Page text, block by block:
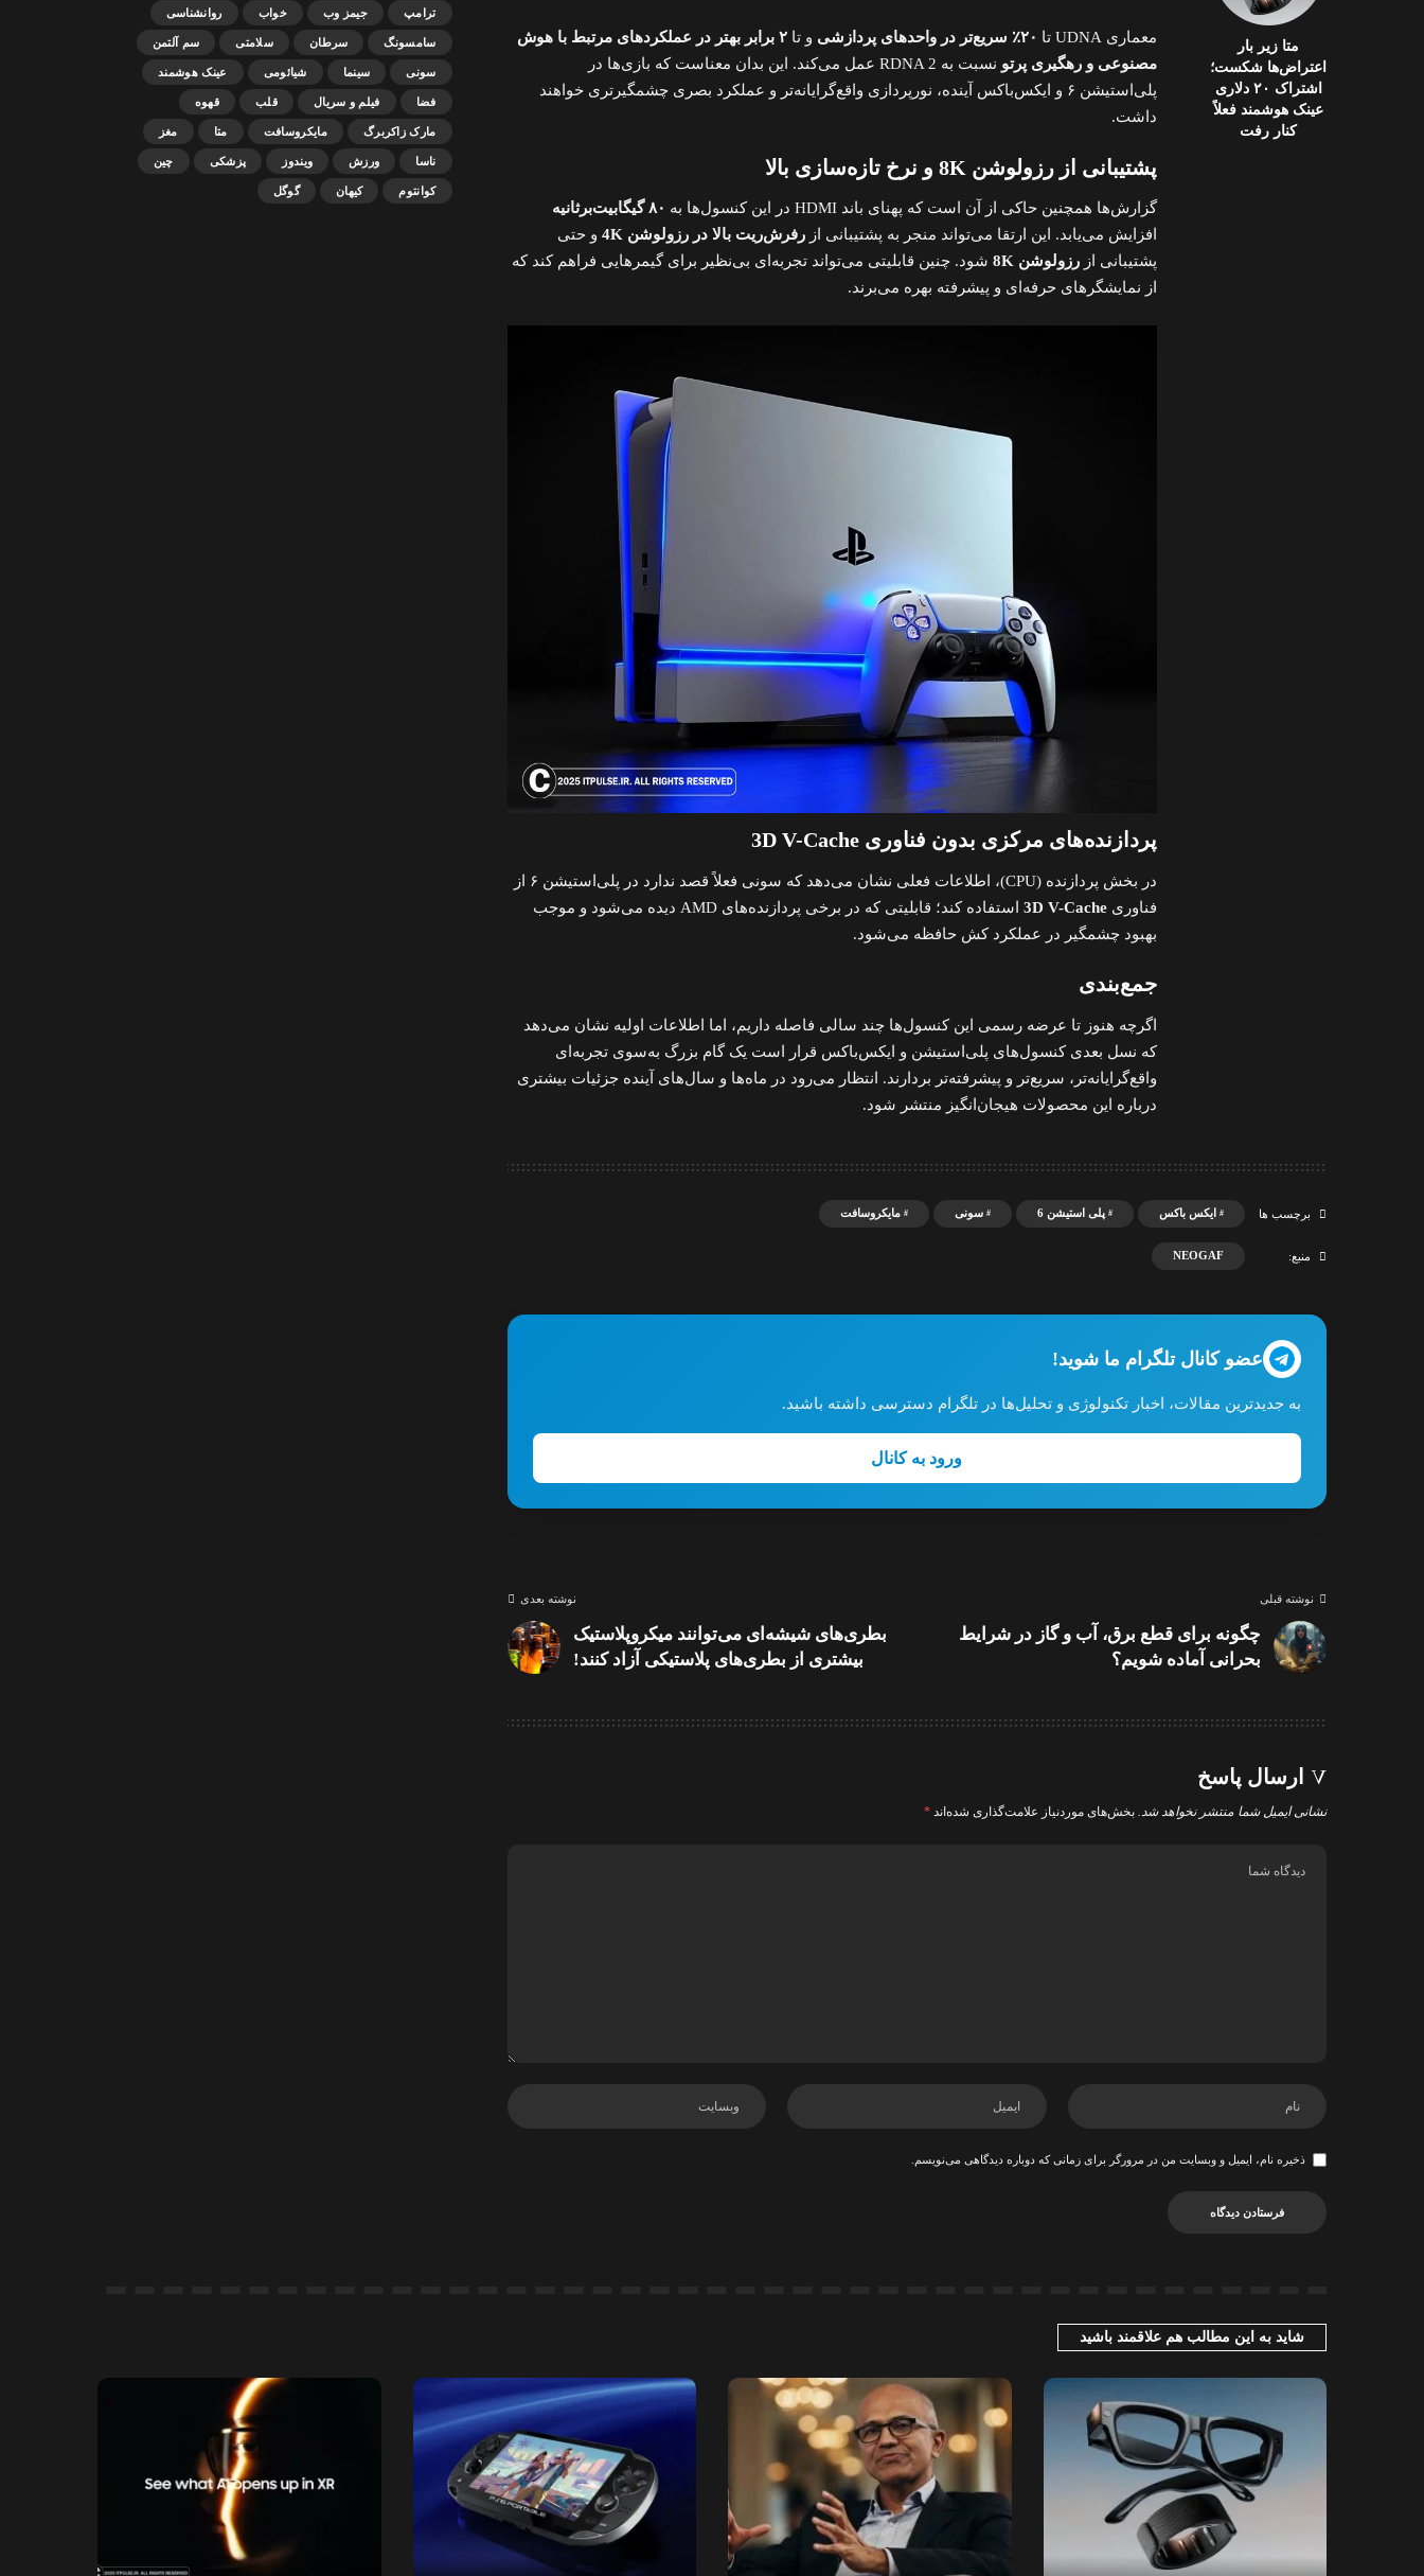
متا زیر بار
اعتراض‌ها شکست؛
اشتراک ۲۰ دلاری
عینک هوشمند فعلاً
کنار رفت
معماری UDNA تا ۲۰٪ سریع‌تر در واحدهای پردازشی و تا
۲ برابر بهتر در عملکردهای مرتبط با هوش
مصنوعی و رهگیری پرتو
نسبت به RDNA 2 عمل می‌کند. این بدان معناست که بازی‌ها در
پلی‌استیشن ۶ و ایکس‌باکس آینده، نورپردازی واقع‌گرایانه‌تر و عملکرد بصری چشمگیرتری خواهند
داشت.
پشتیبانی از رزولوشن 8K و نرخ تازه‌سازی بالا
گزارش‌ها همچنین حاکی از آن است که پهنای باند HDMI در این کنسول‌ها به
۸۰ گیگابیت‌برثانیه
افزایش می‌یابد. این ارتقا می‌تواند منجر به پشتیبانی از رفرش‌ریت بالا در رزولوشن 4K
و حتی
پشتیبانی از رزولوشن 8K
شود. چنین قابلیتی می‌تواند تجربه‌ای بی‌نظیر برای گیمرهایی فراهم کند که
از نمایشگرهای حرفه‌ای و پیشرفته بهره می‌برند.
پردازنده‌های مرکزی بدون فناوری 3D V-Cache
در بخش پردازنده (CPU)، اطلاعات فعلی نشان می‌دهد که سونی فعلاً قصد ندارد در پلی‌استیشن ۶ از
فناوری 3D V-Cache
استفاده کند؛ قابلیتی که در برخی پردازنده‌های AMD دیده می‌شود و موجب
بهبود چشمگیر در عملکرد کش حافظه می‌شود.
جمع‌بندی
اگرچه هنوز تا عرضه رسمی این کنسول‌ها چند سالی فاصله داریم، اما اطلاعات اولیه نشان می‌دهد
که نسل بعدی کنسول‌های پلی‌استیشن و ایکس‌باکس قرار است یک گام بزرگ به‌سوی تجربه‌ای
واقع‌گرایانه‌تر، سریع‌تر و پیشرفته‌تر بردارند. انتظار می‌رود در ماه‌ها و سال‌های آینده جزئیات بیشتری
درباره این محصولات هیجان‌انگیز منتشر شود.
برچسب ها ایکس باکس پلی استیشن 6 سونی مایکروسافت
منبع: NEOGAF
عضو کانال تلگرام ما شوید!
به جدیدترین مقالات، اخبار تکنولوژی و تحلیل‌ها در تلگرام دسترسی داشته باشید.
ورود به کانال
نوشته قبلی
چگونه برای قطع برق، آب و گاز در شرایط
بحرانی آماده شویم؟
نوشته بعدی
بطری‌های شیشه‌ای می‌توانند میکروپلاستیک
بیشتری از بطری‌های پلاستیکی آزاد کنند!
ارسال پاسخ
نشانی ایمیل شما منتشر نخواهد شد. بخش‌های موردنیاز علامت‌گذاری شده‌اند *
ذخیره نام، ایمیل و وبسایت من در مرورگر برای زمانی که دوباره دیدگاهی می‌نویسم.
ترامپ جیمز وب خواب روانشناسی
سامسونگ سرطان سلامتی سم آلتمن
سونی سینما شیائومی عینک هوشمند
فضا فیلم و سریال قلب قهوه
مارک زاکربرگ مایکروسافت متا مغز
ناسا ورزش ویندوز پزشکی چین
کوانتوم کیهان گوگل
شاید به این مطالب هم علاقمند باشید